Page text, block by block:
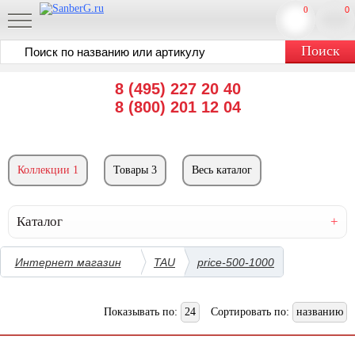
8 (495) 227 20 40
8 (800) 201 12 04
0
0
Коллекции 1 Товары 3 Весь каталог
Каталог
Интернет магазин TAU price-500-1000
Показывать по: 24 Сортировать по: названию